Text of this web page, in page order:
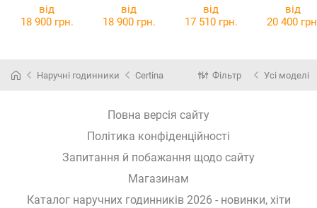
12.00
32.00
C035.210.11.0
12.00
12.00
від
18 900 грн.
від
18 900 грн.
від
17 510 грн.
від
20 400
Наручні годинники Certina Фільтр Усі моделі
Повна версія сайту
Політика конфіденційності
Запитання й побажання щодо сайту
Магазинам
Каталог наручних годинників 2026 - новинки, хіти